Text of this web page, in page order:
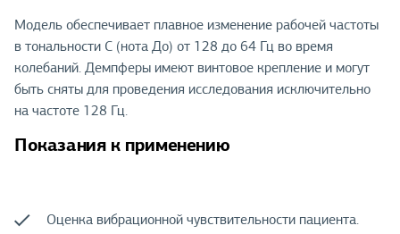
Модель обеспечивает плавное изменение рабочей частоты
в тональности С (нота До) от 128 до 64 Гц во время
колебаний. Демпферы имеют винтовое крепление и могут
быть сняты для проведения исследования исключительно
на частоте 128 Гц.
Показания к применению
Оценка вибрационной чувствительности пациента.